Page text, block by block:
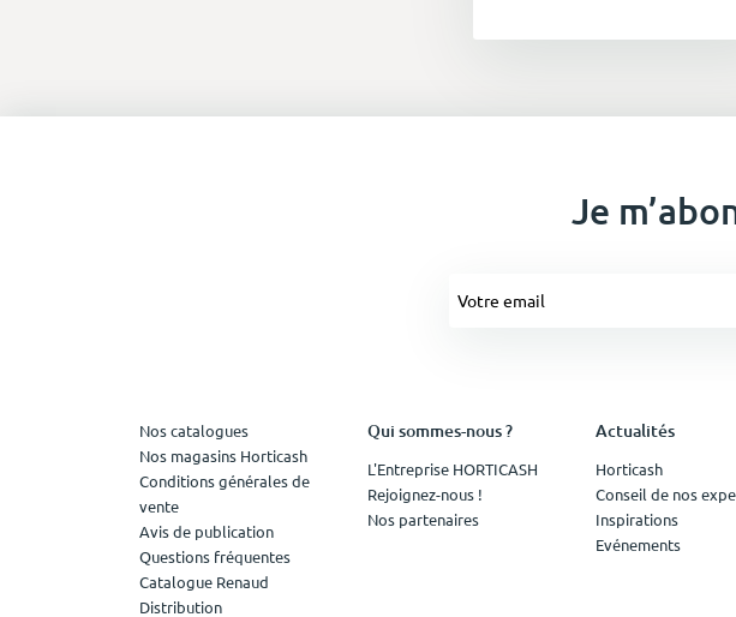
Je
Nos catalogues
Nos magasins Horticash
Conditions générales de
vente
Avis de publication
Questions fréquentes
Catalogue Renaud
Distribution
Qui sommes-nous ?
L'Entreprise HORTICASH
Rejoignez-nous !
Nos partenaires
Actualités
Horticash
Conseil de nos
Inspirations
Evénements